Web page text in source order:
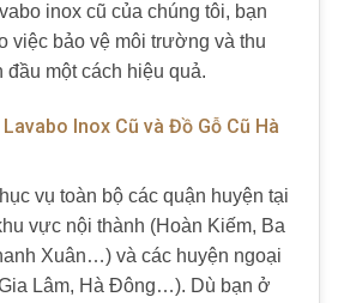
inox cũ của chúng tôi, bạn
việc bảo vệ môi trường và thu
đầu một cách hiệu quả.
Inox Cũ và Đồ Gỗ Cũ Hà
vụ toàn bộ các quận huyện tại
vực nội thành (Hoàn Kiếm, Ba
Xuân…) và các huyện ngoại
Lâm, Hà Đông…). Dù bạn ở